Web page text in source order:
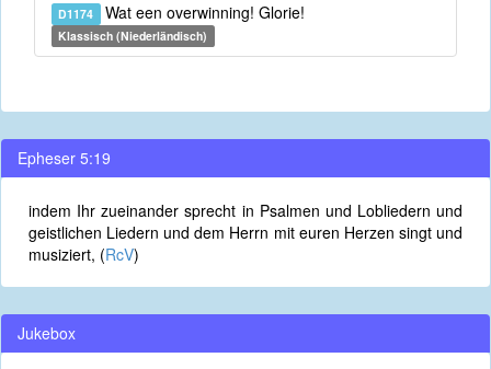
D1174 Wat een overwinning! Glorie!
Klassisch (Niederländisch)
Epheser 5:19
indem Ihr zueinander sprecht in Psalmen und Lobliedern und
geistlichen Liedern und dem Herrn mit euren Herzen singt und
musiziert, (RcV)
Jukebox